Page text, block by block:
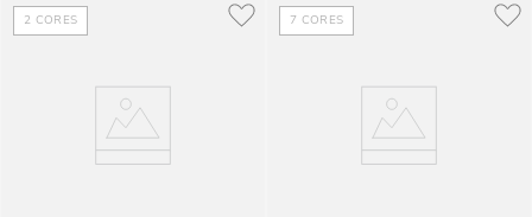
2 CORES 7 CORES